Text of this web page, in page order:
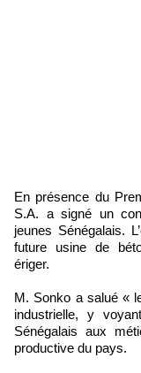
En présence du Premier ministre Ousmane Sonko, la SICAP
S.A. a signé un
jeunes Sénégalais.
future usine de
ériger.
M. Sonko a salué «
industrielle, y
Sénégalais aux
productive du pays.